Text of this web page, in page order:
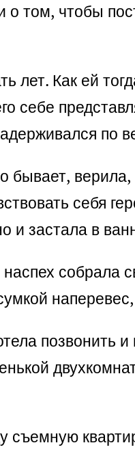
о том, чтобы
Как ей
себе
по
бывает,
себя
и застала в
позвонить
съемную